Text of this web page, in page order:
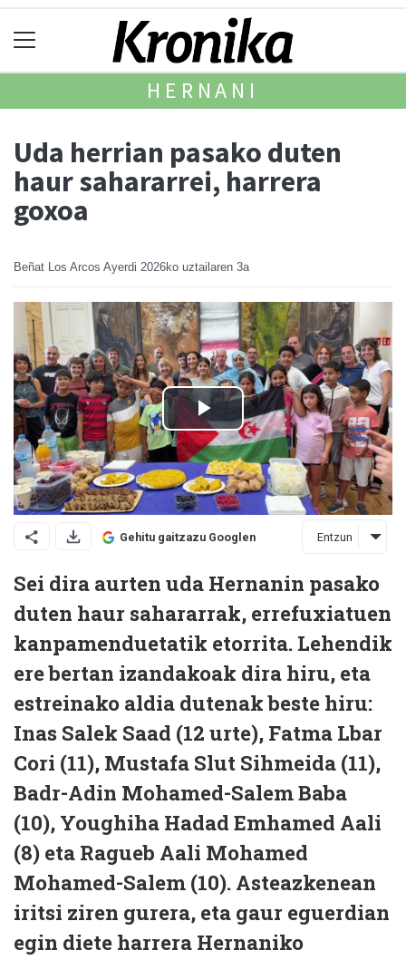
HERNANI
Uda herrian pasako duten
haur sahararrei, harrera
goxoa
Beñat Los Arcos Ayerdi 2026ko uztailaren 3a
Gehitu gaitzazu Googlen Entzun
Sei dira aurten uda Hernanin pasako
duten haur sahararrak, errefuxiatuen
kanpamenduetatik etorrita. Lehendik
ere bertan izandakoak dira hiru, eta
estreinako aldia dutenak beste hiru:
Inas Salek Saad (12 urte), Fatma Lbar
Cori (11), Mustafa Slut Sihmeida (11),
Badr-Adin Mohamed-Salem Baba
(10), Youghiha Hadad Emhamed Aali
(8) eta Ragueb Aali Mohamed
Mohamed-Salem (10). Asteazkenean
iritsi ziren gu­rera, eta gaur eguerdian
egin diete harrera Hernaniko